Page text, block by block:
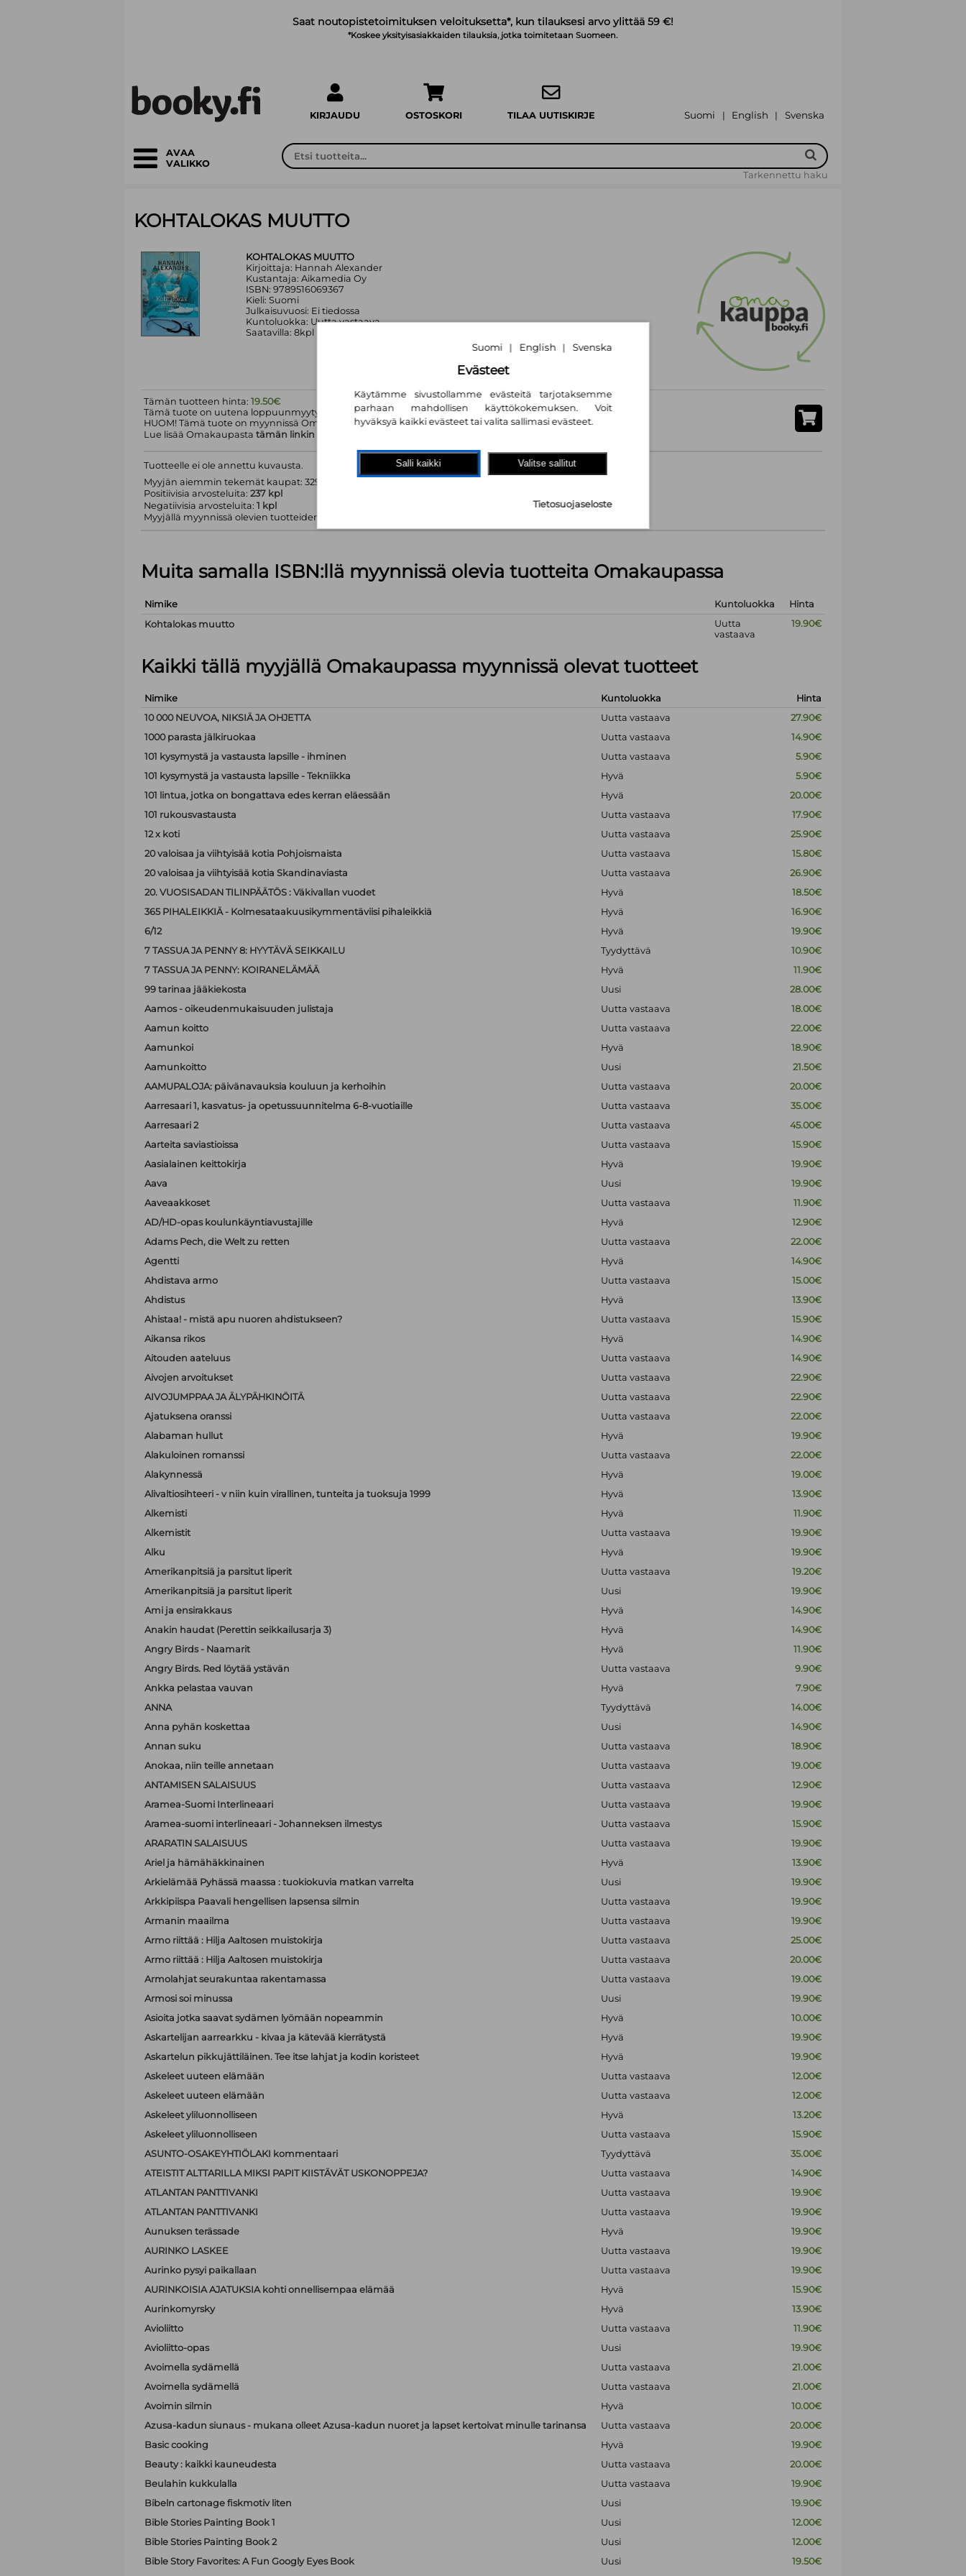
Saat noutopistetoimituksen veloituksetta*, kun tilauksesi arvo ylittää 59 €!
*Koskee yksityisasiakkaiden tilauksia, jotka toimitetaan Suomeen.
KIRJAUDU OSTOSKORI TILAA UUTISKIRJE Suomi | English | Svenska
AVAA
VALIKKO
Tarkennettu haku
KOHTALOKAS MUUTTO
KOHTALOKAS MUUTTO
Kirjoittaja: Hannah Alexander
Kustantaja: Aikamedia Oy
ISBN: 9789516069367
Kieli: Suomi
Julkaisuvuosi: Ei tiedossa
Kuntoluokka: Uutta vastaava
Saatavilla: 8kpl
Tämän tuotteen hinta: 19.50€
Tämä tuote on uutena loppuunmyyty.
HUOM! Tämä tuote on myynnissä Omakaupassa
Lue lisää Omakaupasta tämän linkin
Tuotteelle ei ole annettu kuvausta.
Myyjän aiemmin tekemät kaupat: 329 kpl
Positiivisia arvosteluita: 237 kpl
Negatiivisia arvosteluita: 1 kpl
Myyjällä myynnissä olevien tuotteiden määrä (kts. alla): 1499 kpl
Muita samalla ISBN:llä myynnissä olevia tuotteita Omakaupassa
Nimike Kuntoluokka
Hinta
Kohtalokas muutto
Uutta
vastaava
19.90€
Kaikki tällä myyjällä Omakaupassa myynnissä olevat tuotteet
Nimike Kuntoluokka
Hinta
10 000 NEUVOA, NIKSIÄ JA OHJETTA
Uutta vastaava
27.90€
1000 parasta jälkiruokaa
Uutta vastaava
14.90€
101 kysymystä ja vastausta lapsille - ihminen
Uutta vastaava
5.90€
101 kysymystä ja vastausta lapsille - Tekniikka
Hyvä
5.90€
101 lintua, jotka on bongattava edes kerran eläessään
Hyvä
20.00€
101 rukousvastausta
Uutta vastaava
17.90€
12 x koti
Uutta vastaava
25.90€
20 valoisaa ja viihtyisää kotia Pohjoismaista
Uutta vastaava
15.80€
20 valoisaa ja viihtyisää kotia Skandinaviasta
Uutta vastaava
26.90€
20. VUOSISADAN TILINPÄÄTÖS : Väkivallan vuodet
Hyvä
18.50€
365 PIHALEIKKIÄ - Kolmesataakuusikymmentäviisi pihaleikkiä
Hyvä
16.90€
6/12
Hyvä
19.90€
7 TASSUA JA PENNY 8: HYYTÄVÄ SEIKKAILU
Tyydyttävä
10.90€
7 TASSUA JA PENNY: KOIRANELÄMÄÄ
Hyvä
11.90€
99 tarinaa jääkiekosta
Uusi
28.00€
Aamos - oikeudenmukaisuuden julistaja
Uutta vastaava
18.00€
Aamun koitto
Uutta vastaava
22.00€
Aamunkoi
Hyvä
18.90€
Aamunkoitto
Uusi
21.50€
AAMUPALOJA: päivänavauksia kouluun ja kerhoihin
Uutta vastaava
20.00€
Aarresaari 1, kasvatus- ja opetussuunnitelma 6-8-vuotiaille
Uutta vastaava
35.00€
Aarresaari 2
Uutta vastaava
45.00€
Aarteita saviastioissa
Uutta vastaava
15.90€
Aasialainen keittokirja
Hyvä
19.90€
Aava
Uusi
19.90€
Aaveaakkoset
Uutta vastaava
11.90€
AD/HD-opas koulunkäyntiavustajille
Hyvä
12.90€
Adams Pech, die Welt zu retten
Uutta vastaava
22.00€
Agentti
Hyvä
14.90€
Ahdistava armo
Uutta vastaava
15.00€
Ahdistus
Hyvä
13.90€
Ahistaa! - mistä apu nuoren ahdistukseen?
Uutta vastaava
15.90€
Aikansa rikos
Hyvä
14.90€
Aitouden aateluus
Uutta vastaava
14.90€
Aivojen arvoitukset
Uutta vastaava
22.90€
AIVOJUMPPAA JA ÄLYPÄHKINÖITÄ
Uutta vastaava
22.90€
Ajatuksena oranssi
Uutta vastaava
22.00€
Alabaman hullut
Hyvä
19.90€
Alakuloinen romanssi
Uutta vastaava
22.00€
Alakynnessä
Hyvä
19.00€
Alivaltiosihteeri - v niin kuin virallinen, tunteita ja tuoksuja 1999
Hyvä
13.90€
Alkemisti
Hyvä
11.90€
Alkemistit
Uutta vastaava
19.90€
Alku
Hyvä
19.90€
Amerikanpitsiä ja parsitut liperit
Uutta vastaava
19.20€
Amerikanpitsiä ja parsitut liperit
Uusi
19.90€
Ami ja ensirakkaus
Hyvä
14.90€
Anakin haudat (Perettin seikkailusarja 3)
Hyvä
14.90€
Angry Birds - Naamarit
Hyvä
11.90€
Angry Birds. Red löytää ystävän
Uutta vastaava
9.90€
Ankka pelastaa vauvan
Hyvä
7.90€
ANNA
Tyydyttävä
14.00€
Anna pyhän koskettaa
Uusi
14.90€
Annan suku
Uutta vastaava
18.90€
Anokaa, niin teille annetaan
Uutta vastaava
19.00€
ANTAMISEN SALAISUUS
Uutta vastaava
12.90€
Aramea-Suomi Interlineaari
Uutta vastaava
19.90€
Aramea-suomi interlineaari - Johanneksen ilmestys
Uutta vastaava
15.90€
ARARATIN SALAISUUS
Uutta vastaava
19.90€
Ariel ja hämähäkkinainen
Hyvä
13.90€
Arkielämää Pyhässä maassa : tuokiokuvia matkan varrelta
Uusi
19.90€
Arkkipiispa Paavali hengellisen lapsensa silmin
Uutta vastaava
19.90€
Armanin maailma
Uutta vastaava
19.90€
Armo riittää : Hilja Aaltosen muistokirja
Uutta vastaava
25.00€
Armo riittää : Hilja Aaltosen muistokirja
Uutta vastaava
20.00€
Armolahjat seurakuntaa rakentamassa
Uutta vastaava
19.00€
Armosi soi minussa
Uusi
19.90€
Asioita jotka saavat sydämen lyömään nopeammin
Hyvä
10.00€
Askartelijan aarrearkku - kivaa ja kätevää kierrätystä
Hyvä
19.90€
Askartelun pikkujättiläinen. Tee itse lahjat ja kodin koristeet
Hyvä
19.90€
Askeleet uuteen elämään
Uutta vastaava
12.00€
Askeleet uuteen elämään
Uutta vastaava
12.00€
Askeleet yliluonnolliseen
Hyvä
13.20€
Askeleet yliluonnolliseen
Uutta vastaava
15.90€
ASUNTO-OSAKEYHTIÖLAKI kommentaari
Tyydyttävä
35.00€
ATEISTIT ALTTARILLA MIKSI PAPIT KIISTÄVÄT USKONOPPEJA?
Uutta vastaava
14.90€
ATLANTAN PANTTIVANKI
Uutta vastaava
19.90€
ATLANTAN PANTTIVANKI
Uutta vastaava
19.90€
Aunuksen terässade
Hyvä
19.90€
AURINKO LASKEE
Uutta vastaava
19.90€
Aurinko pysyi paikallaan
Uutta vastaava
19.90€
AURINKOISIA AJATUKSIA kohti onnellisempaa elämää
Hyvä
15.90€
Aurinkomyrsky
Hyvä
13.90€
Avioliitto
Uutta vastaava
11.90€
Avioliitto-opas
Uusi
19.90€
Avoimella sydämellä
Uutta vastaava
21.00€
Avoimella sydämellä
Uutta vastaava
21.00€
Avoimin silmin
Hyvä
10.00€
Azusa-kadun siunaus - mukana olleet Azusa-kadun nuoret ja lapset kertoivat minulle tarinansa
Uutta vastaava
20.00€
Basic cooking
Hyvä
19.90€
Beauty : kaikki kauneudesta
Uutta vastaava
20.00€
Beulahin kukkulalla
Uutta vastaava
19.90€
Bibeln cartonage fiskmotiv liten
Uusi
19.90€
Bible Stories Painting Book 1
Uusi
12.00€
Bible Stories Painting Book 2
Uusi
12.00€
Bible Story Favorites: A Fun Googly Eyes Book
Uusi
19.50€
Suomi | English | Svenska
Evästeet
Käytämme sivustollamme evästeitä tarjotaksemme
parhaan mahdollisen käyttökokemuksen. Voit
hyväksyä kaikki evästeet tai valita sallimasi evästeet.
Salli kaikki Valitse sallitut
Tietosuojaseloste